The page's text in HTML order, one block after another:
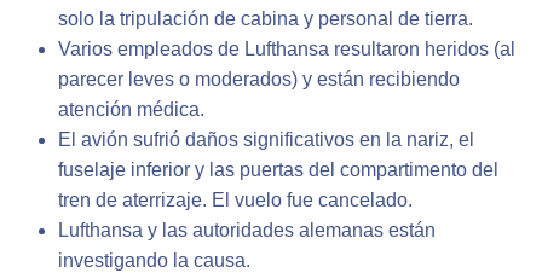
solo la tripulación de cabina y personal de tierra.
Varios empleados de Lufthansa resultaron heridos (al
parecer leves o moderados) y están recibiendo
atención médica.
El avión sufrió daños significativos en la nariz, el
fuselaje inferior y las puertas del compartimento del
tren de aterrizaje. El vuelo fue cancelado.
Lufthansa y las autoridades alemanas están
investigando la causa.